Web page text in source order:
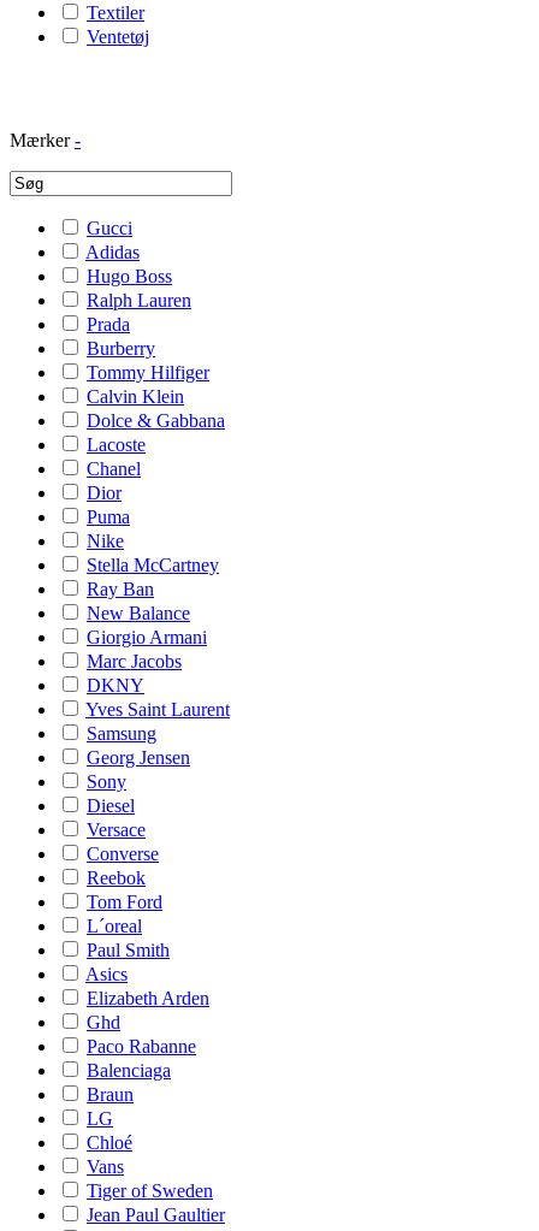
Textiler
Ventetøj
Mærker -
Gucci
Adidas
Hugo Boss
Ralph Lauren
Prada
Burberry
Tommy Hilfiger
Calvin Klein
Dolce & Gabbana
Lacoste
Chanel
Dior
Puma
Nike
Stella McCartney
Ray Ban
New Balance
Giorgio Armani
Marc Jacobs
DKNY
Yves Saint Laurent
Samsung
Georg Jensen
Sony
Diesel
Versace
Converse
Reebok
Tom Ford
L´oreal
Paul Smith
Asics
Elizabeth Arden
Ghd
Paco Rabanne
Balenciaga
Braun
LG
Chloé
Vans
Tiger of Sweden
Jean Paul Gaultier